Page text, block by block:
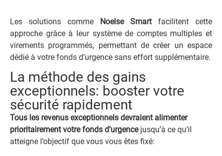
Les solutions comme Noelse Smartfacilitent cette
approche grâce à leur système de comptes multiples et
virements programmés, permettant de créer un espace
dédié à votre fonds d’urgence sans effort supplémentaire.
La méthode des gains
exceptionnels: booster votre
sécurité rapidement
Tous les revenus exceptionnels devraient alimenter
prioritairement votre fonds d’urgencejusqu’à ce qu’il
atteigne l’objectif que vous vous êtes fixé: